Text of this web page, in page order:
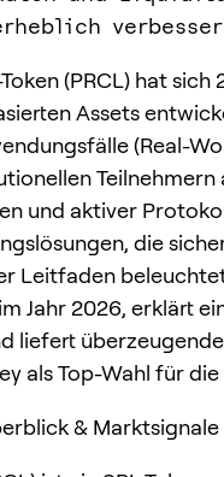
(PRCL) hat
Assets
(Real-
und aktiver
die
Leitfaden
Jahr 2026, erklärt
liefert
als Top-Wahl für
& Marktsignale